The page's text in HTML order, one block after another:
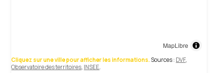
MapLibre
Cliquez sur une ville pour afficher les informations. Sources : DVF,
Observatoire des territoires, INSEE.